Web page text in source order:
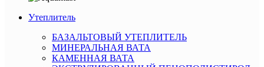
Утеплитель
БАЗАЛЬТОВЫЙ УТЕПЛИТЕЛЬ
МИНЕРАЛЬНАЯ ВАТА
КАМЕННАЯ ВАТА